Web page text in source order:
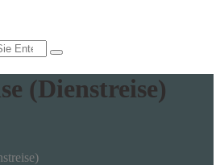
(Dienstreise)